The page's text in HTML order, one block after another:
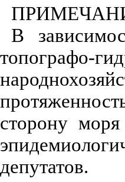
В
топографо-
сторону
депутатов.